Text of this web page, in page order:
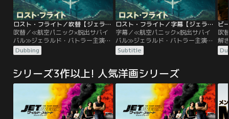
ロスト・フライト／吹替【ジェラルド・バトラー主演】
吹替／≪航空パニック×脱出サバイ
バル≫ジェラルド・バトラー主演！
ハイブリッド・サバイバルアクショ
ン東京を経由しシンガポールからホ
れる中、会社の指示で難しいフライ
トに臨むトランス機長（ジェラル
ド・バトラー）は、ホノルルの地で
離れて暮らす愛娘との久々の再開を
待ち焦がれていた。
Dubbing
ロスト・フライト／字幕【ジェラルド・バトラー主演】
字幕／≪航空パニック×脱出サバイ
バル≫ジェラルド・バトラー主演！
ハイブリッド・サバイバルアクショ
ン東京を経由しシンガポールからホ
れる中、会社の指示で難しいフライ
トに臨むトランス機長（ジェラル
ド・バトラー）は、ホノルルの地で
離れて暮らす愛娘との久々の再開を
待ち焦がれていた。
Subtitle
ビ
吹
解
ジ
を
管
と
シリーズ3作以上! 人気洋画シリーズ